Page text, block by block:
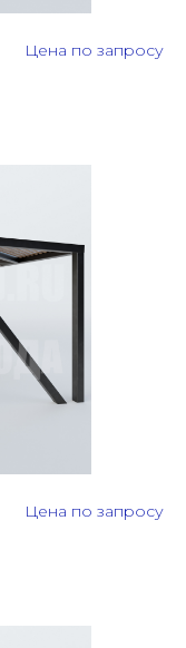
Цена по запросу
Цена по запросу